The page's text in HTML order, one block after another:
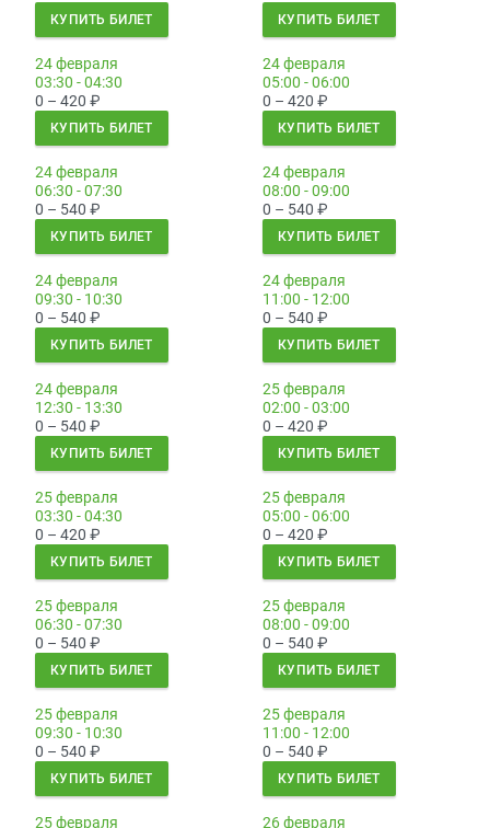
КУПИТЬ БИЛЕТ КУПИТЬ БИЛЕТ
24 февраля
03:30 - 04:30
0 – 420 ₽
КУПИТЬ БИЛЕТ
24 февраля
05:00 - 06:00
0 – 420 ₽
КУПИТЬ БИЛЕТ
24 февраля
06:30 - 07:30
0 – 540 ₽
КУПИТЬ БИЛЕТ
24 февраля
08:00 - 09:00
0 – 540 ₽
КУПИТЬ БИЛЕТ
24 февраля
09:30 - 10:30
0 – 540 ₽
КУПИТЬ БИЛЕТ
24 февраля
11:00 - 12:00
0 – 540 ₽
КУПИТЬ БИЛЕТ
24 февраля
12:30 - 13:30
0 – 540 ₽
КУПИТЬ БИЛЕТ
25 февраля
02:00 - 03:00
0 – 420 ₽
КУПИТЬ БИЛЕТ
25 февраля
03:30 - 04:30
0 – 420 ₽
КУПИТЬ БИЛЕТ
25 февраля
05:00 - 06:00
0 – 420 ₽
КУПИТЬ БИЛЕТ
25 февраля
06:30 - 07:30
0 – 540 ₽
КУПИТЬ БИЛЕТ
25 февраля
08:00 - 09:00
0 – 540 ₽
КУПИТЬ БИЛЕТ
25 февраля
09:30 - 10:30
0 – 540 ₽
КУПИТЬ БИЛЕТ
25 февраля
11:00 - 12:00
0 – 540 ₽
КУПИТЬ БИЛЕТ
25 февраля
26 февраля